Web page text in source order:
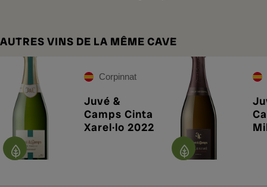
AUTRES VINS DE LA MÊME CAVE
Corpinnat
Juvé &
Camps Cinta
Xarel·lo 2022